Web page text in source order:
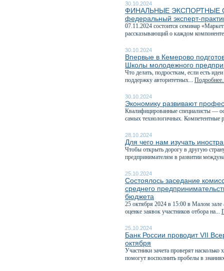
30.10.2024
ФИНАЛЬНЫЕ ЭКСПОРТНЫЕ
федеральный эксперт-
07.11.2024 состоится семинар
рассказывающий о каждом
30.10.2024
Впервые в Кемерово
Школы молодежного
Что делать, подросткам, если есть
поддержку авторитетных...
30.10.2024
Экономику развивают
Квалифицированные специалисты —
самых технологичных. Компетентные
28.10.2024
Для чего нам изучать
Чтобы открыть дорогу в другую
предпринимателям в развитии
25.10.2024
Состоялось заседание
среднего
бюджета
25 октября 2024 в 15:00 в Малом зале
оценке заявок участников отбора на...
25.10.2024
Банк России проводит VII
октября
Участники зачета проверят
помогут восполнить пробелы в